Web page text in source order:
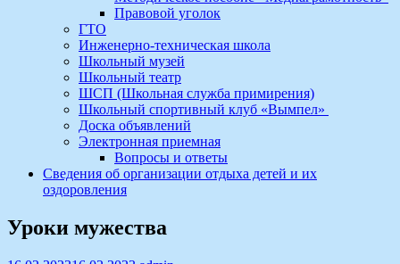
Правовой уголок
ГТО
Инженерно-техническая школа
Школьный музей
Школьный театр
ШСП (Школьная служба примирения)
Школьный спортивный клуб «Вымпел»
Доска объявлений
Электронная приемная
Вопросы и ответы
Сведения об организации отдыха детей и их
оздоровления
Уроки мужества